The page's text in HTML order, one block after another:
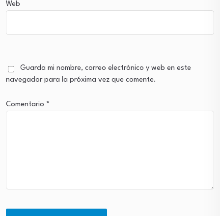
Web
Guarda mi nombre, correo electrónico y web en este
navegador para la próxima vez que comente.
Comentario *